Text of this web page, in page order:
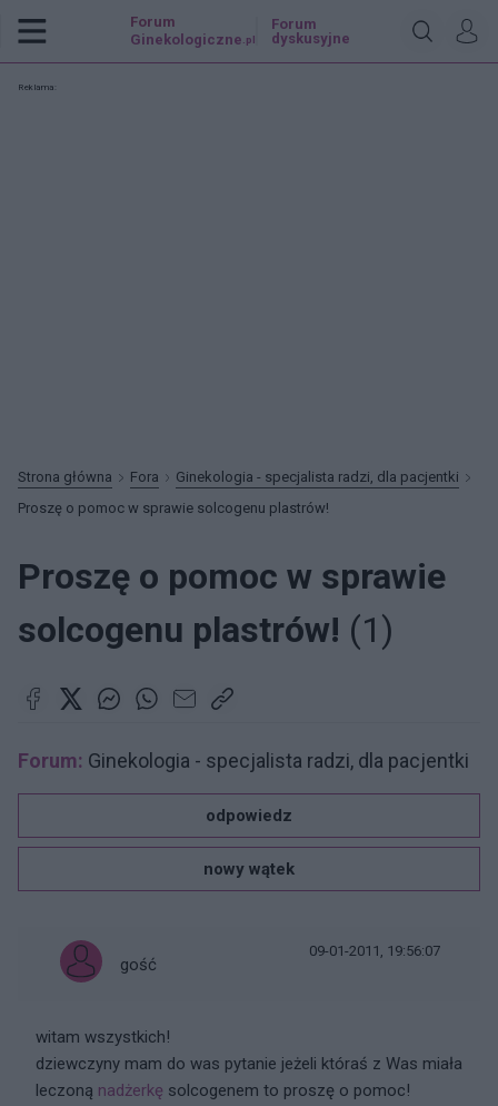
Forum
Ginekologiczne .pl
Forum
dyskusyjne
Reklama:
Strona główna Fora
Ginekologia - specjalista radzi, dla pacjentki
Proszę o pomoc w sprawie solcogenu plastrów!
Proszę o pomoc w sprawie
solcogenu plastrów! (1)
Forum: Ginekologia - specjalista radzi, dla pacjentki
odpowiedz
nowy wątek
gość
09-01-2011, 19:56:07
witam wszystkich!
dziewczyny mam do was pytanie jeżeli któraś z Was miała
leczoną nadżerkę solcogenem to proszę o pomoc!